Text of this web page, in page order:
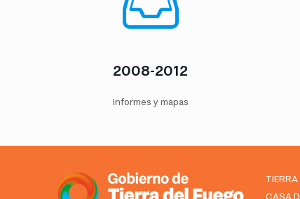
2008-2012
Informes y mapas
TIERRA
CASA